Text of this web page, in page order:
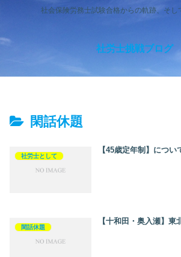
社会保険労務士試験合格からの軌跡、そし
社労士挑戦ブログ
閑話休題
社労士として
【45歳定年制】につい
閑話休題
【十和田・奥入瀬】東